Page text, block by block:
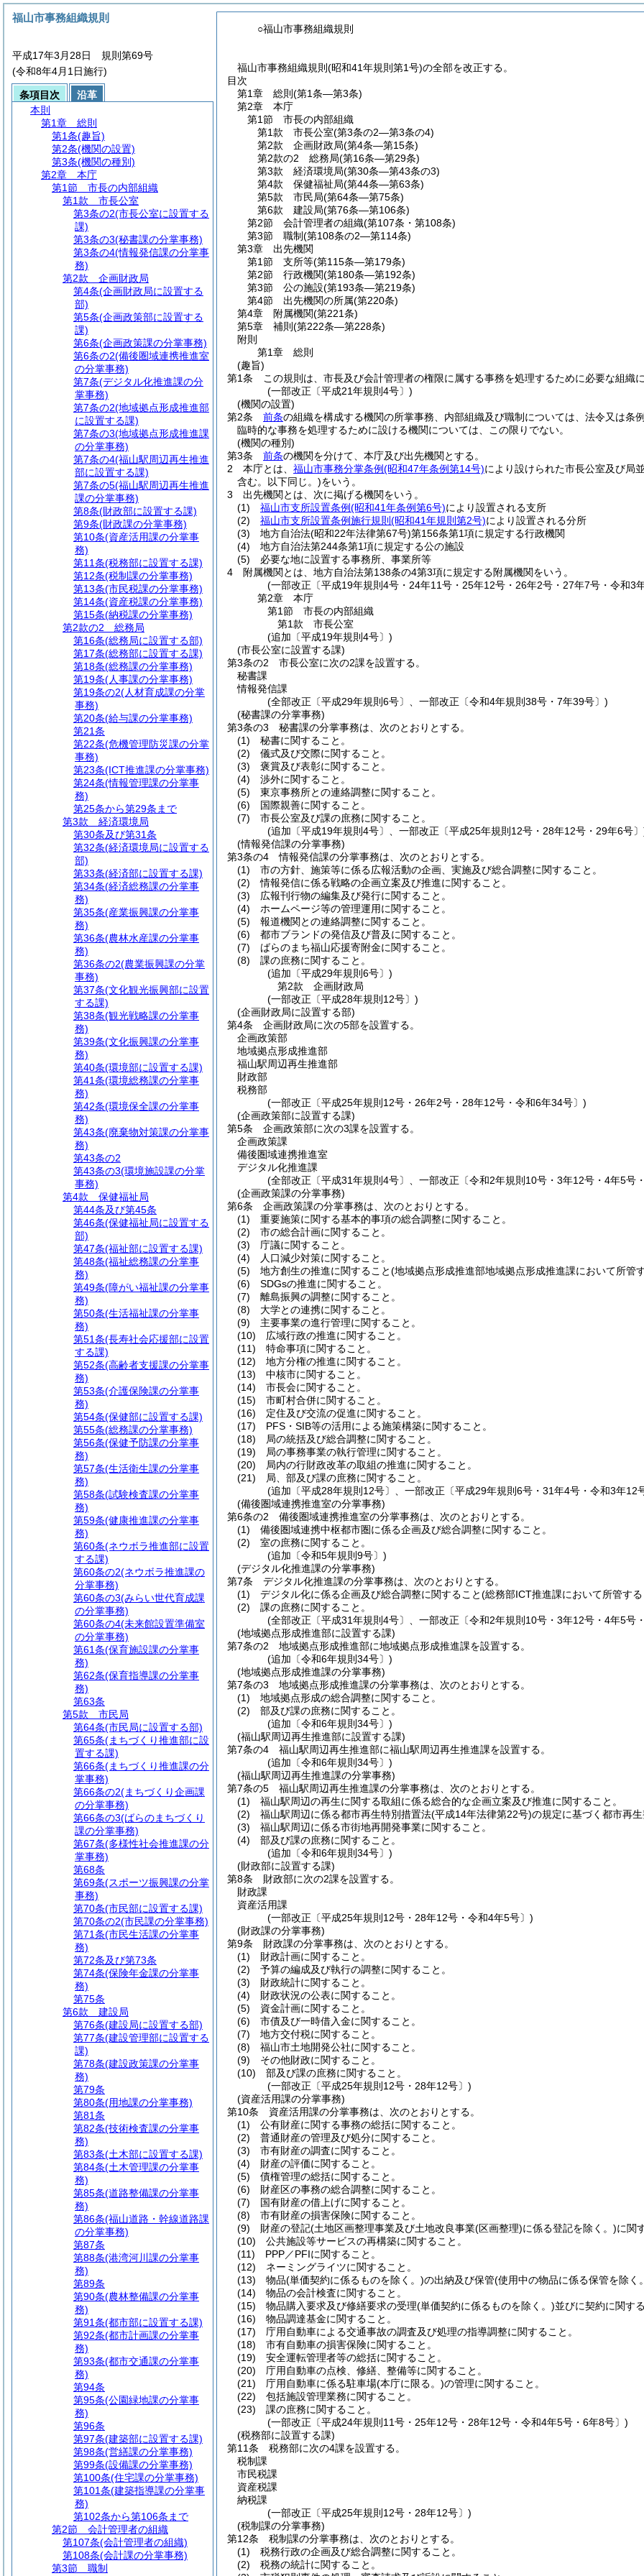
○福山市事務組織規則
福山市事務組織規則(昭和41年規則第1号)の全部を改正する。
目次
第1章
総則 (第1条―第3条)
第2章
本庁
第1節
市長の内部組織
第1款
市長公室(第3条の2―第3条の4)
第2款
企画財政局(第4条―第15条)
第2款の2
総務局(第16条―第29条)
第3款
経済環境局(第30条―第43条の3)
第4款
保健福祉局(第44条―第63条)
第5款
市民局(第64条―第75条)
第6款
建設局(第76条―第106条)
第2節
会計管理者の組織(第107条・第108条)
第3節
職制(第108条の2―第114条)
第3章
出先機関
第1節
支所等(第115条―第179条)
第2節
行政機関(第180条―第192条)
第3節
公の施設(第193条―第219条)
第4節
出先機関の所属(第220条)
第4章
附属機関(第221条)
第5章
補則 (第222条―第228条)
附則
第1章
総則
(趣旨)
第1条
この規則は、市長及び会計管理者の権限に属する事務を処理するために必要な組織
(一部改正〔平成21年規則4号〕)
(機関の設置)
第2条
前条の組織を構成する機関の所掌事務、内部組織及び職制については、法令又は条
臨時的な事務を処理するために設ける機関については、この限りでない。
(機関の種別)
第3条
前条の機関を分けて、本庁及び出先機関とする。
2
本庁とは、 福山市事務分掌条例(昭和47年条例第14号)により設けられた市長公室及び局
含む。以下同じ。)をいう。
3
出先機関とは、次に掲げる機関をいう。
(1)
福山市支所設置条例(昭和41年条例第6号)により設置される支所
(2)
福山市支所設置条例施行規則 (昭和41年規則第2号)により設置される分所
(3)
地方自治法(昭和22年法律第67号)第156条第1項に規定する行政機関
(4)
地方自治法第244条第1項に規定する公の施設
(5)
必要な地に設置する事務所、事業所等
4
附属機関とは、地方自治法第138条の4第3項に規定する附属機関をいう。
(一部改正〔平成19年規則4号・24年11号・25年12号・26年2号・27年7号・令和3
第2章
本庁
第1節
市長の内部組織
第1款
市長公室
(追加〔平成19年規則4号〕)
(市長公室に設置する課)
第3条の2
市長公室に次の2課を設置する。
秘書課
情報発信課
(全部改正〔平成29年規則6号〕、一部改正〔令和4年規則38号・7年39号〕)
(秘書課の分掌事務)
第3条の3
秘書課の分掌事務は、次のとおりとする。
(1)
秘書に関すること。
(2)
儀式及び交際に関すること。
(3)
褒賞及び表彰に関すること。
(4)
渉外に関すること。
(5)
東京事務所との連絡調整に関すること。
(6)
国際親善に関すること。
(7)
市長公室及び課の庶務に関すること。
(追加〔平成19年規則4号〕、一部改正〔平成25年規則12号・28年12号・29年6号
(情報発信課の分掌事務)
第3条の4
情報発信課の分掌事務は、次のとおりとする。
(1)
市の方針、施策等に係る広報活動の企画、実施及び総合調整に関すること。
(2)
情報発信に係る戦略の企画立案及び推進に関すること。
(3)
広報刊行物の編集及び発行に関すること。
(4)
ホームページ等の管理運用に関すること。
(5)
報道機関との連絡調整に関すること。
(6)
都市ブランドの発信及び普及に関すること。
(7)
ばらのまち福山応援寄附金に関すること。
(8)
課の庶務に関すること。
(追加〔平成29年規則6号〕)
第2款
企画財政局
(一部改正〔平成28年規則12号〕)
(企画財政局に設置する部)
第4条
企画財政局に次の5部を設置する。
企画政策部
地域拠点形成推進部
福山駅周辺再生推進部
財政部
税務部
(一部改正〔平成25年規則12号・26年2号・28年12号・令和6年34号〕)
(企画政策部に設置する課)
第5条
企画政策部に次の3課を設置する。
企画政策課
備後圏域連携推進室
デジタル化推進課
(全部改正〔平成31年規則4号〕、一部改正〔令和2年規則10号・3年12号・4年5号
(企画政策課の分掌事務)
第6条
企画政策課の分掌事務は、次のとおりとする。
(1)
重要施策に関する基本的事項の総合調整に関すること。
(2)
市の総合計画に関すること。
(3)
庁議に関すること。
(4)
人口減少対策に関すること。
(5)
地方創生の推進に関すること(地域拠点形成推進部地域拠点形成推進課において所管
(6)
SDGsの推進に関すること。
(7)
離島振興の調整に関すること。
(8)
大学との連携に関すること。
(9)
主要事業の進行管理に関すること。
(10)
広域行政の推進に関すること。
(11)
特命事項に関すること。
(12)
地方分権の推進に関すること。
(13)
中核市に関すること。
(14)
市長会に関すること。
(15)
市町村合併に関すること。
(16)
定住及び交流の促進に関すること。
(17)
PFS・SIB等の活用による施策構築に関すること。
(18)
局の統括及び総合調整に関すること。
(19)
局の事務事業の執行管理に関すること。
(20)
局内の行財政改革の取組の推進に関すること。
(21)
局、部及び課の庶務に関すること。
(追加〔平成28年規則12号〕、一部改正〔平成29年規則6号・31年4号・令和3年
(備後圏域連携推進室の分掌事務)
第6条の2
備後圏域連携推進室の分掌事務は、次のとおりとする。
(1)
備後圏域連携中枢都市圏に係る企画及び総合調整に関すること。
(2)
室の庶務に関すること。
(追加〔令和5年規則9号〕)
(デジタル化推進課の分掌事務)
第7条
デジタル化推進課の分掌事務は、次のとおりとする。
(1)
デジタル化に係る企画及び総合調整に関すること(総務部ICT推進課において所管す
(2)
課の庶務に関すること。
(全部改正〔平成31年規則4号〕、一部改正〔令和2年規則10号・3年12号・4年5号
(地域拠点形成推進部に設置する課)
第7条の2
地域拠点形成推進部に地域拠点形成推進課を設置する。
(追加〔令和6年規則34号〕)
(地域拠点形成推進課の分掌事務)
第7条の3
地域拠点形成推進課の分掌事務は、次のとおりとする。
(1)
地域拠点形成の総合調整に関すること。
(2)
部及び課の庶務に関すること。
(追加〔令和6年規則34号〕)
(福山駅周辺再生推進部に設置する課)
第7条の4
福山駅周辺再生推進部に福山駅周辺再生推進課を設置する。
(追加〔令和6年規則34号〕)
(福山駅周辺再生推進課の分掌事務)
第7条の5
福山駅周辺再生推進課の分掌事務は、次のとおりとする。
(1)
福山駅周辺の再生に関する取組に係る総合的な企画立案及び推進に関すること。
(2)
福山駅周辺に係る都市再生特別措置法(平成14年法律第22号)の規定に基づく都市再
(3)
福山駅周辺に係る市街地再開発事業に関すること。
(4)
部及び課の庶務に関すること。
(追加〔令和6年規則34号〕)
(財政部に設置する課)
第8条
財政部に次の2課を設置する。
財政課
資産活用課
(一部改正〔平成25年規則12号・28年12号・令和4年5号〕)
(財政課の分掌事務)
第9条
財政課の分掌事務は、次のとおりとする。
(1)
財政計画に関すること。
(2)
予算の編成及び執行の調整に関すること。
(3)
財政統計に関すること。
(4)
財政状況の公表に関すること。
(5)
資金計画に関すること。
(6)
市債及び一時借入金に関すること。
(7)
地方交付税に関すること。
(8)
福山市土地開発公社に関すること。
(9)
その他財政に関すること。
(10)
部及び課の庶務に関すること。
(一部改正〔平成25年規則12号・28年12号〕)
(資産活用課の分掌事務)
第10条
資産活用課の分掌事務は、次のとおりとする。
(1)
公有財産に関する事務の総括に関すること。
(2)
普通財産の管理及び処分に関すること。
(3)
市有財産の調査に関すること。
(4)
財産の評価に関すること。
(5)
債権管理の総括に関すること。
(6)
財産区の事務の総合調整に関すること。
(7)
国有財産の借上げに関すること。
(8)
市有財産の損害保険に関すること。
(9)
財産の登記(土地区画整理事業及び土地改良事業(区画整理)に係る登記を除く。)に関
(10)
公共施設等サービスの再構築に関すること。
(11)
PPP／PFIに関すること。
(12)
ネーミングライツに関すること。
(13)
物品(単価契約に係るものを除く。)の出納及び保管(使用中の物品に係る保管を除く
(14)
物品の会計検査に関すること。
(15)
物品購入要求及び修繕要求の受理(単価契約に係るものを除く。)並びに契約に関す
(16)
物品調達基金に関すること。
(17)
庁用自動車による交通事故の調査及び処理の指導調整に関すること。
(18)
市有自動車の損害保険に関すること。
(19)
安全運転管理者等の総括に関すること。
(20)
庁用自動車の点検、修繕、整備等に関すること。
(21)
庁用自動車に係る駐車場(本庁に限る。)の管理に関すること。
(22)
包括施設管理業務に関すること。
(23)
課の庶務に関すること。
(一部改正〔平成24年規則11号・25年12号・28年12号・令和4年5号・6年8号〕)
(税務部に設置する課)
第11条
税務部に次の4課を設置する。
税制課
市民税課
資産税課
納税課
(一部改正〔平成25年規則12号・28年12号〕)
(税制課の分掌事務)
第12条
税制課の分掌事務は、次のとおりとする。
(1)
税務行政の企画及び総合調整に関すること。
(2)
税務の統計に関すること。
福山市事務組織規則
平成17年3月28日 規則第69号
(令和8年4月1日施行)
条項目次
沿革
本則
第1章
総則
第1条(趣旨)
第2条(機関の設置)
第3条(機関の種別)
第2章
本庁
第1節
市長の内部組織
第1款
市長公室
第3条の2(市長公室に設置する
課)
第3条の3(秘書課の分掌事務)
第3条の4(情報発信課の分掌事
務)
第2款
企画財政局
第4条(企画財政局に設置する
部)
第5条(企画政策部に設置する
課)
第6条(企画政策課の分掌事務)
第6条の2(備後圏域連携推進室
の分掌事務)
第7条(デジタル化推進課の分
掌事務)
第7条の2(地域拠点形成推進部
に設置する課)
第7条の3(地域拠点形成推進課
の分掌事務)
第7条の4(福山駅周辺再生推進
部に設置する課)
第7条の5(福山駅周辺再生推進
課の分掌事務)
第8条(財政部に設置する課)
第9条(財政課の分掌事務)
第10条(資産活用課の分掌事
務)
第11条(税務部に設置する課)
第12条(税制課の分掌事務)
第13条(市民税課の分掌事務)
第14条(資産税課の分掌事務)
第15条(納税課の分掌事務)
第2款の2
総務局
第16条(総務局に設置する部)
第17条(総務部に設置する課)
第18条(総務課の分掌事務)
第19条(人事課の分掌事務)
第19条の2(人材育成課の分掌
事務)
第20条(給与課の分掌事務)
第21条
第22条(危機管理防災課の分掌
事務)
第23条(ICT推進課の分掌事務)
第24条(情報管理課の分掌事
務)
第25条から第29条まで
第3款
経済環境局
第30条及び第31条
第32条(経済環境局に設置する
部)
第33条(経済部に設置する課)
第34条(経済総務課の分掌事
務)
第35条(産業振興課の分掌事
務)
第36条(農林水産課の分掌事
務)
第36条の2(農業振興課の分掌
事務)
第37条(文化観光振興部に設置
する課)
第38条(観光戦略課の分掌事
務)
第39条(文化振興課の分掌事
務)
第40条(環境部に設置する課)
第41条(環境総務課の分掌事
務)
第42条(環境保全課の分掌事
務)
第43条(廃棄物対策課の分掌事
務)
第43条の2
第43条の3(環境施設課の分掌
事務)
第4款
保健福祉局
第44条及び第45条
第46条(保健福祉局に設置する
部)
第47条(福祉部に設置する課)
第48条(福祉総務課の分掌事
務)
第49条(障がい福祉課の分掌事
務)
第50条(生活福祉課の分掌事
務)
第51条(長寿社会応援部に設置
する課)
第52条(高齢者支援課の分掌事
務)
第53条(介護保険課の分掌事
務)
第54条(保健部に設置する課)
第55条(総務課の分掌事務)
第56条(保健予防課の分掌事
務)
第57条(生活衛生課の分掌事
務)
第58条(試験検査課の分掌事
務)
第59条(健康推進課の分掌事
務)
第60条(ネウボラ推進部に設置
する課)
第60条の2(ネウボラ推進課の
分掌事務)
第60条の3(みらい世代育成課
の分掌事務)
第60条の4(未来館設置準備室
の分掌事務)
第61条(保育施設課の分掌事
務)
第62条(保育指導課の分掌事
務)
第63条
第5款
市民局
第64条(市民局に設置する部)
第65条(まちづくり推進部に設
置する課)
第66条(まちづくり推進課の分
掌事務)
第66条の2(まちづくり企画課
の分掌事務)
第66条の3(ばらのまちづくり
課の分掌事務)
第67条(多様性社会推進課の分
掌事務)
第68条
第69条(スポーツ振興課の分掌
事務)
第70条(市民部に設置する課)
第70条の2(市民課の分掌事務)
第71条(市民生活課の分掌事
務)
第72条及び第73条
第74条(保険年金課の分掌事
務)
第75条
第6款
建設局
第76条(建設局に設置する部)
第77条(建設管理部に設置する
課)
第78条(建設政策課の分掌事
務)
第79条
第80条(用地課の分掌事務)
第81条
第82条(技術検査課の分掌事
務)
第83条(土木部に設置する課)
第84条(土木管理課の分掌事
務)
第85条(道路整備課の分掌事
務)
第86条(福山道路・幹線道路課
の分掌事務)
第87条
第88条(港湾河川課の分掌事
務)
第89条
第90条(農林整備課の分掌事
務)
第91条(都市部に設置する課)
第92条(都市計画課の分掌事
務)
第93条(都市交通課の分掌事
務)
第94条
第95条(公園緑地課の分掌事
務)
第96条
第97条(建築部に設置する課)
第98条(営繕課の分掌事務)
第99条(設備課の分掌事務)
第100条(住宅課の分掌事務)
第101条(建築指導課の分掌事
務)
第102条から第106条まで
第2節
会計管理者の組織
第107条(会計管理者の組織)
第108条(会計課の分掌事務)
第3節
職制